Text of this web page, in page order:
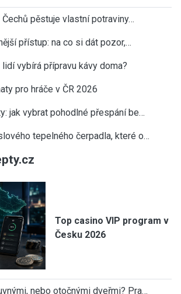
pěstuje vlastní potraviny…
přístup: na co si dát pozor,…
vybírá přípravu kávy doma?
pro hráče v ČR 2026
jak vybrat pohodlné přespání be…
tepelného čerpadla, které o…
Top casino VIP program v
Česku 2026
nebo otočnými dveřmi? Pra…